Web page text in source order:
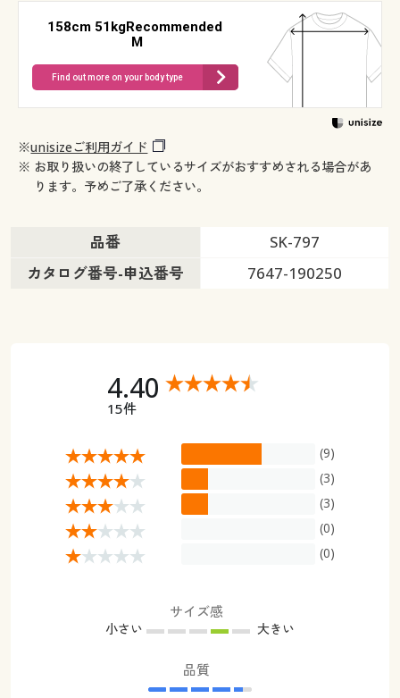
158cm 51kgRecommended
M
Find out more on your body type
※unisizeご利用ガイド
※ お取り扱いの終了しているサイズがおすすめされる場合があ
ります。予めご了承ください。
品番
SK-797
カタログ番号-申込番号
7647-190250
4.40
15件
(9)
(3)
(3)
(0)
(0)
サイズ感
小さい 大きい
品質